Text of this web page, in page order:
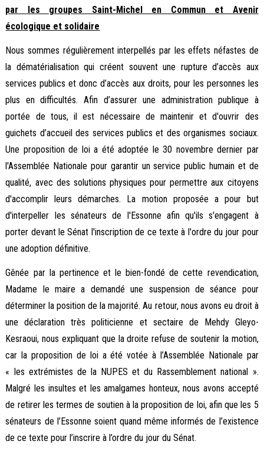
par les groupes Saint-Michel en Commun et Avenir
écologique et solidaire
Nous sommes régulièrement interpellés par les effets néfastes de
la dématérialisation qui créent souvent une rupture d’accès aux
services publics et donc d’accès aux droits, pour les personnes les
plus en difficultés. Afin d’assurer une administration publique à
portée de tous, il est nécessaire de maintenir et d'ouvrir des
guichets d’accueil des services publics et des organismes sociaux.
Une proposition de loi a été adoptée le 30 novembre dernier par
l'Assemblée Nationale pour garantir un service public humain et de
qualité, avec des solutions physiques pour permettre aux citoyens
d'accomplir leurs démarches. La motion proposée a pour but
d'interpeller les sénateurs de l'Essonne afin qu'ils s'engagent à
porter devant le Sénat l'inscription de ce texte à l'ordre du jour pour
une adoption définitive.
Gênée par la pertinence et le bien-fondé de cette revendication,
Madame le maire a demandé une suspension de séance pour
déterminer la position de la majorité. Au retour, nous avons eu droit à
une déclaration très politicienne et sectaire de Mehdy Gleyo-
Kesraoui, nous expliquant que la droite refuse de soutenir la motion,
car la proposition de loi a été votée à l’Assemblée Nationale par
« les extrémistes de la NUPES et du Rassemblement national ».
Malgré les insultes et les amalgames honteux, nous avons accepté
de retirer les termes de soutien à la proposition de loi, afin que les 5
sénateurs de l’Essonne soient quand même informés de l’existence
de ce texte pour l’inscrire à l’ordre du jour du Sénat.